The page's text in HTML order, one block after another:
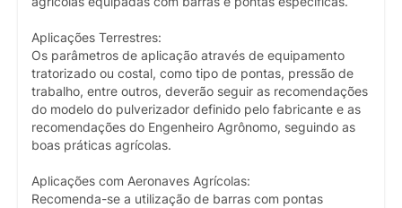
Aplicações Terrestres:
Os parâmetros de aplicação através de equipamento
tratorizado ou costal, como tipo de pontas, pressão de
trabalho, entre outros, deverão seguir as recomendações
do modelo do pulverizador definido pelo fabricante e as
recomendações do Engenheiro Agrônomo, seguindo as
boas práticas agrícolas.
Aplicações com Aeronaves Agrícolas:
Recomenda-se a utilização de barras com pontas